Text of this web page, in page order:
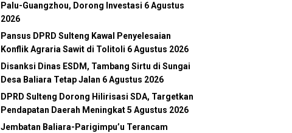
Palu-Guangzhou, Dorong Investasi 6 Agustus
2026
Pansus DPRD Sulteng Kawal Penyelesaian
Konflik Agraria Sawit di Tolitoli 6 Agustus 2026
Disanksi Dinas ESDM, Tambang Sirtu di Sungai
Desa Baliara Tetap Jalan 6 Agustus 2026
DPRD Sulteng Dorong Hilirisasi SDA, Targetkan
Pendapatan Daerah Meningkat 5 Agustus 2026
Jembatan Baliara-Parigimpu’u Terancam